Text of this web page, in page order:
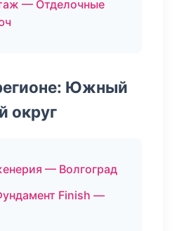
— Отделочные
Южный
округ
— Волгоград
Finish —